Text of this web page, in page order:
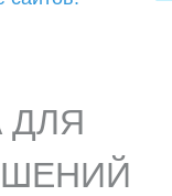
ДЛЯ